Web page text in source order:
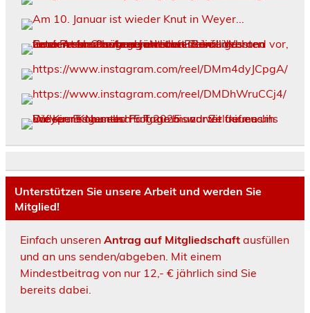
Unterstützen Sie unsere Arbeit und werden Sie
Mitglied!
Einfach unseren Antrag auf Mitgliedschaftausfüllen
und an uns senden/abgeben. Mit einem
Mindestbeitrag von nur 12,- € jährlich sind Sie
bereits dabei.